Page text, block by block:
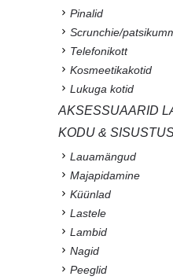
Pleed: sügis-
lemmik sinu
Loe edasi
Puuvillane
trend, mis
frotee
Loe edasi